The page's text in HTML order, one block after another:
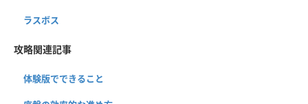
ラスボス
攻略関連記事
体験版でできること